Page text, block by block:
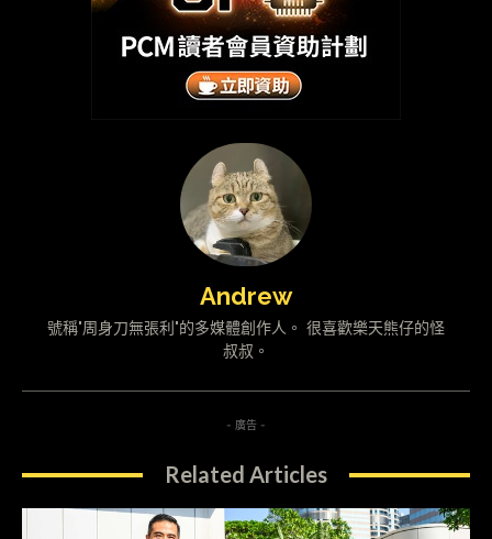
Andrew
號稱"周身刀無張利"的多媒體創作人。 很喜歡樂天熊仔的怪
叔叔。
- 廣告 -
Related Articles